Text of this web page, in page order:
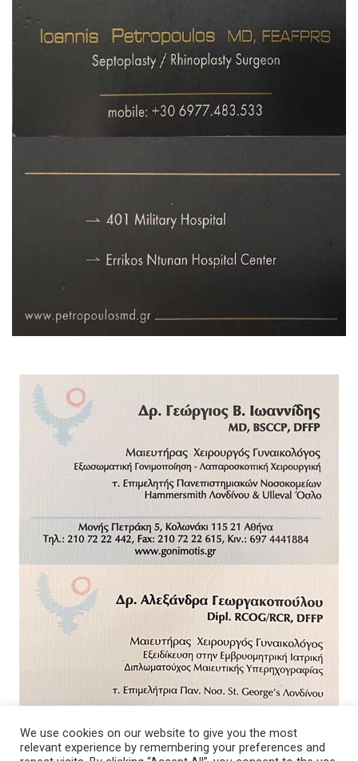
We use cookies on our website to give you the most
relevant experience by remembering your preferences and